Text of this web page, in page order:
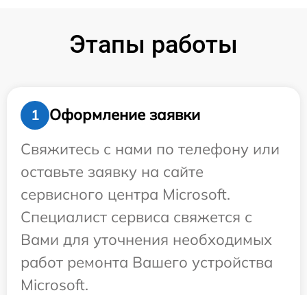
Этапы работы
1
Оформление заявки
Свяжитесь с нами по телефону или
оставьте заявку на сайте
сервисного центра Microsoft.
Специалист сервиса свяжется с
Вами для уточнения необходимых
работ ремонта Вашего устройства
Microsoft.